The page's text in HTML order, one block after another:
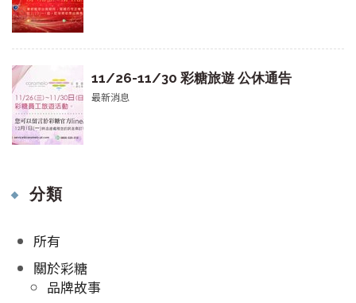
11/26-11/30 彩糖旅遊 公休通告
最新消息
分類
所有
關於彩糖
品牌故事